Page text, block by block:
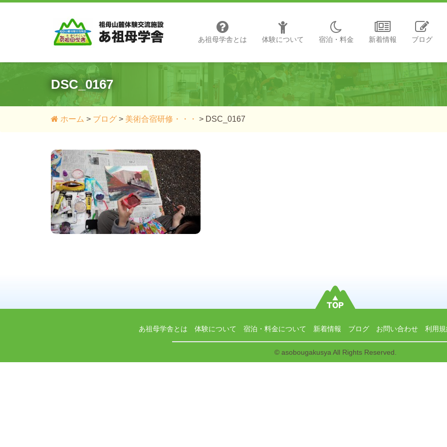
あ祖母学舎とは 体験について 宿泊・料金 新着情報 ブログ
DSC_0167
ホーム > ブログ > 美術合宿研修・・・ > DSC_0167
あ祖母学舎とは 体験について 宿泊・料金について 新着情報 ブログ お問い合わせ 利用規
© asobougakusya All Rights Reserved.